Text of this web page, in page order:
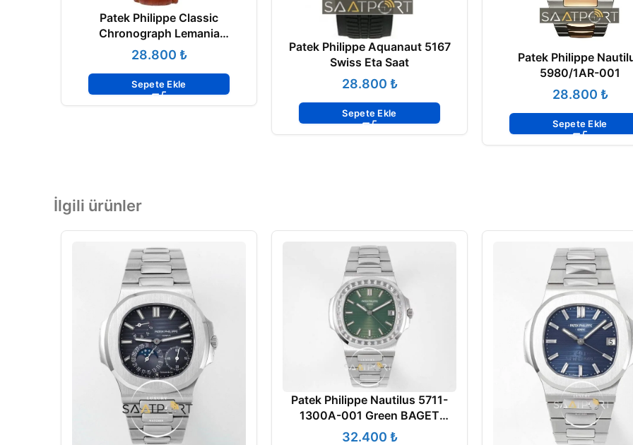
Patek Philippe Classic
Chronograph Lemania
Movement
₺
Sepete Ekle
Patek Philippe Aquanaut 5167
Swiss Eta Saat
₺
Sepete Ekle
Patek Philippe
5980/1AR-001
₺
Sepete Ekle
İlgili ürünler
Patek Philippe Nautilus 5711-
1300A-001 Green BAGET
Super Clone Eta
₺